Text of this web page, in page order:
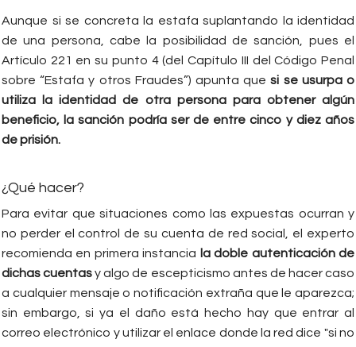
Aunque si se concreta la estafa suplantando la identidad
de una persona, cabe la posibilidad de sanción, pues el
Artículo 221 en su punto 4 (del Capítulo III del Código Penal
sobre “Estafa y otros Fraudes”) apunta que si se usurpa o
utiliza la identidad de otra persona para obtener algún
beneficio, la sanción podría ser de entre cinco y diez años
de prisión.
¿Qué hacer?
Para evitar que situaciones como las expuestas ocurran y
no perder el control de su cuenta de red social, el experto
recomienda en primera instancia la doble autenticación de
dichas cuentasy algo de escepticismo antes de hacer caso
a cualquier mensaje o notificación extraña que le aparezca;
sin embargo, si ya el daño está hecho hay que entrar al
correo electrónico y utilizar el enlace donde la red dice "si no